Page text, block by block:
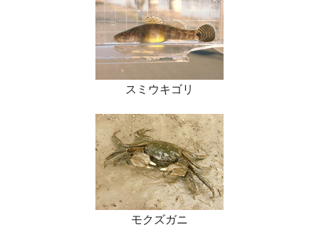
スミウキゴリ
モクズガニ